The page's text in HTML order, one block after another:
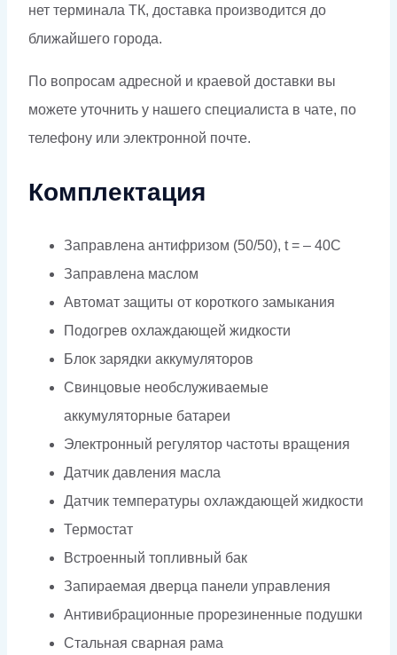
нет терминала ТК, доставка производится до
ближайшего города.
По вопросам адресной и краевой доставки вы
можете уточнить у нашего специалиста в чате, по
телефону или электронной почте.
Комплектация
Заправлена антифризом (50/50), t = – 40C
Заправлена маслом
Автомат защиты от короткого замыкания
Подогрев охлаждающей жидкости
Блок зарядки аккумуляторов
Свинцовые необслуживаемые
аккумуляторные батареи
Электронный регулятор частоты вращения
Датчик давления масла
Датчик температуры охлаждающей жидкости
Термостат
Встроенный топливный бак
Запираемая дверца панели управления
Антивибрационные прорезиненные подушки
Стальная сварная рама